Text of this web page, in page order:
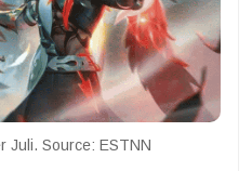
Juli. Source: ESTNN